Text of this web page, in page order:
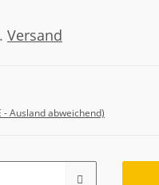
Versand
- Ausland abweichend)